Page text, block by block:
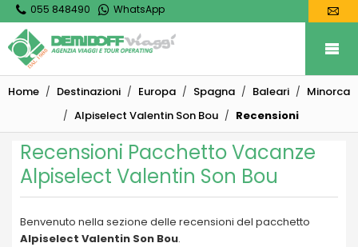
055 848490 WhatsApp
Home Destinazioni Europa Spagna Baleari
Minorca
Alpiselect Valentin Son Bou
Recensioni
Recensioni Pacchetto Vacanze
Alpiselect Valentin Son Bou
Benvenuto nella sezione delle recensioni del pacchetto
Alpiselect Valentin Son Bou.